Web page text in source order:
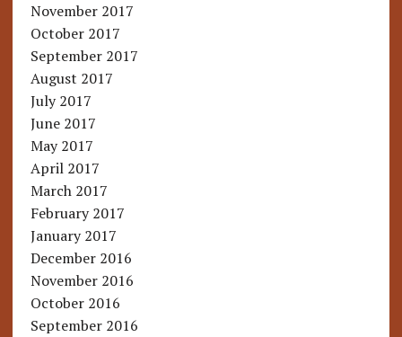
November 2017
October 2017
September 2017
August 2017
July 2017
June 2017
May 2017
April 2017
March 2017
February 2017
January 2017
December 2016
November 2016
October 2016
September 2016